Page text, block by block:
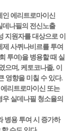
인 에리트로마이신
데나필의 전신노출
지원자를 대상으로 이
제 사퀴나비르를 투여
투여)을 병용할 때 실
으며, 케토코나졸, 이
영향을 미칠 수 있다.
리트로마이신 또는
실데나필 청소율의
병용 투여 시 증가하